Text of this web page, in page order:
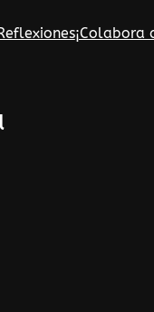
¡Colabora